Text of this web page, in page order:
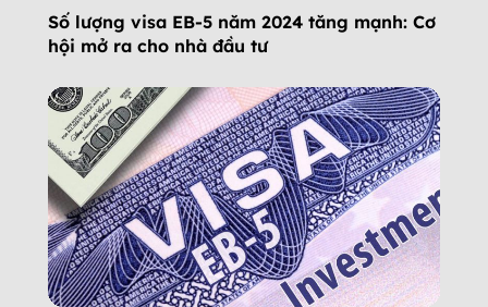
Số lượng visa EB-5 năm 2024 tăng mạnh: Cơ
hội mở ra cho nhà đầu tư